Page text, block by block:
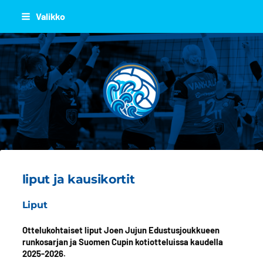
Siirry
sivun
sisältöön
Valikko
JOEN JUJU
liput ja kausikortit
Liput
Ottelukohtaiset liput Joen Jujun Edustusjoukkueen
runkosarjan ja Suomen Cupin kotiotteluissa kaudella
2025-2026.